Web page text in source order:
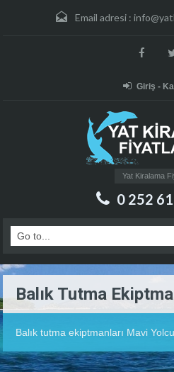
Email adresi :
Giriş -
Yat Kiralama
0 252
Balık Tutma
Balık tutma ekiptmanları Mavi